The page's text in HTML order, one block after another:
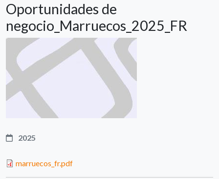
Oportunidades de
negocio_Marruecos_2025_FR
2025
marruecos_fr.pdf